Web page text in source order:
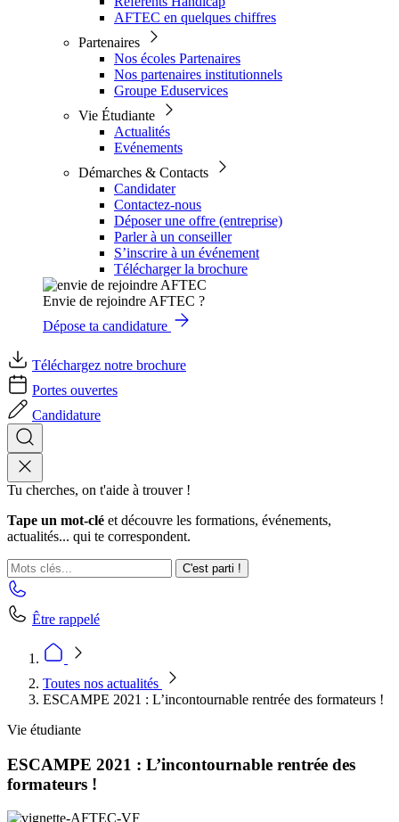
AFTEC en quelques chiffres
Partenaires
Nos écoles Partenaires
Nos partenaires institutionnels
Groupe Eduservices
Vie Étudiante
Actualités
Evénements
Démarches & Contacts
Candidater
Contactez-nous
Déposer une offre (entreprise)
Parler à un conseiller
S’inscrire à un événement
Télécharger la brochure
Envie de rejoindre AFTEC ?
Dépose ta candidature
Téléchargez notre brochure
Portes ouvertes
Candidature
Tu cherches, on t'aide à trouver !
Tape un mot-clé et découvre les formations, événements,
actualités... qui te correspondent.
C'est parti !
Être rappelé
Toutes nos actualités
ESCAMPE 2021 : L’incontournable rentrée des formateurs !
Vie étudiante
ESCAMPE 2021 : L’incontournable rentrée des
formateurs !